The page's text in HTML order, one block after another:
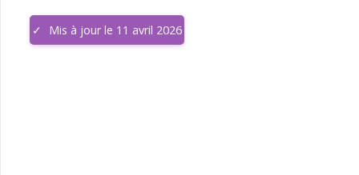
Mis à jour le 11 avril 2026